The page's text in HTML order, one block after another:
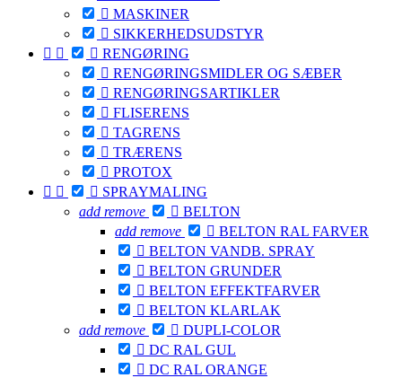
 MASKINER
 SIKKERHEDSUDSTYR
   RENGØRING
 RENGØRINGSMIDLER OG SÆBER
 RENGØRINGSARTIKLER
 FLISERENS
 TAGRENS
 TRÆRENS
 PROTOX
   SPRAYMALING
add remove  BELTON
add remove  BELTON RAL FARVER
 BELTON VANDB. SPRAY
 BELTON GRUNDER
 BELTON EFFEKTFARVER
 BELTON KLARLAK
add remove  DUPLI-COLOR
 DC RAL GUL
 DC RAL ORANGE